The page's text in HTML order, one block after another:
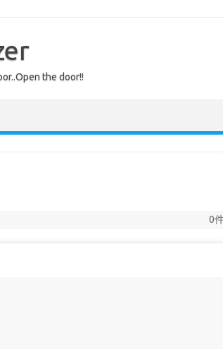
the door!!
0